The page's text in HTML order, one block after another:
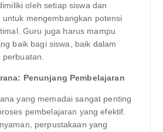
oleh setiap siswa dan
mengembangkan potensi
Guru juga harus mampu
baik bagi siswa, baik dalam
perbuatan.
Penunjang Pembelajaran
yang memadai sangat penting
pembelajaran yang efektif.
perpustakaan yang